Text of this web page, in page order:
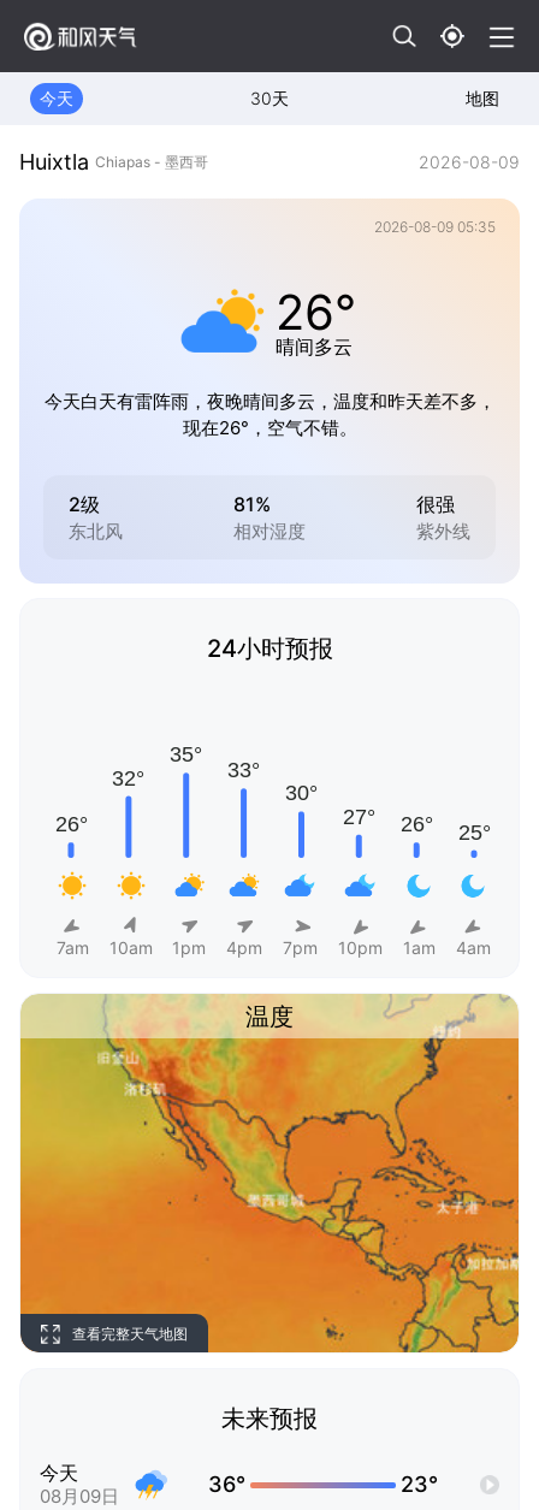
今天 30天 地图
Huixtla Chiapas - 墨西哥 2026-08-09
2026-08-09 05:35
26°
晴间多云
今天白天有雷阵雨，夜晚晴间多云，温度和昨天差不多，
现在26°，空气不错。
2级
东北风
81%
相对湿度
很强
紫外线
24小时预报
7am 10am 1pm 4pm 7pm 10pm 1am 4am
温度
查看完整天气地图
未来预报
今天
08月09日 36° 23°